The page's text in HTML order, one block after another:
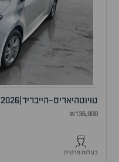
טויוטהיאריס-הייבריד 2026
₪136,900
בעלות פרטית